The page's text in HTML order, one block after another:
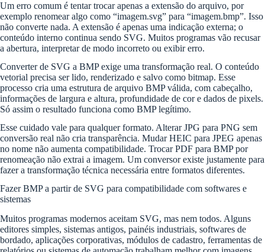
Um erro comum é tentar trocar apenas a extensão do arquivo, por
exemplo renomear algo como “imagem.svg” para “imagem.bmp”. Isso
não converte nada. A extensão é apenas uma indicação externa; o
conteúdo interno continua sendo SVG. Muitos programas vão recusar
a abertura, interpretar de modo incorreto ou exibir erro.
Converter de SVG a BMP exige uma transformação real. O conteúdo
vetorial precisa ser lido, renderizado e salvo como bitmap. Esse
processo cria uma estrutura de arquivo BMP válida, com cabeçalho,
informações de largura e altura, profundidade de cor e dados de pixels.
Só assim o resultado funciona como BMP legítimo.
Esse cuidado vale para qualquer formato. Alterar JPG para PNG sem
conversão real não cria transparência. Mudar HEIC para JPEG apenas
no nome não aumenta compatibilidade. Trocar PDF para BMP por
renomeação não extrai a imagem. Um conversor existe justamente para
fazer a transformação técnica necessária entre formatos diferentes.
Fazer BMP a partir de SVG para compatibilidade com softwares e
sistemas
Muitos programas modernos aceitam SVG, mas nem todos. Alguns
editores simples, sistemas antigos, painéis industriais, softwares de
bordado, aplicações corporativas, módulos de cadastro, ferramentas de